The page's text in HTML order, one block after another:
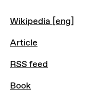
LINKS
Wikipedia [eng]
Article
RSS feed
Book